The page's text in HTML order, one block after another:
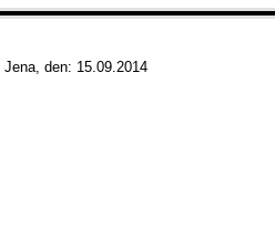
Jena, den: 15.09.2014